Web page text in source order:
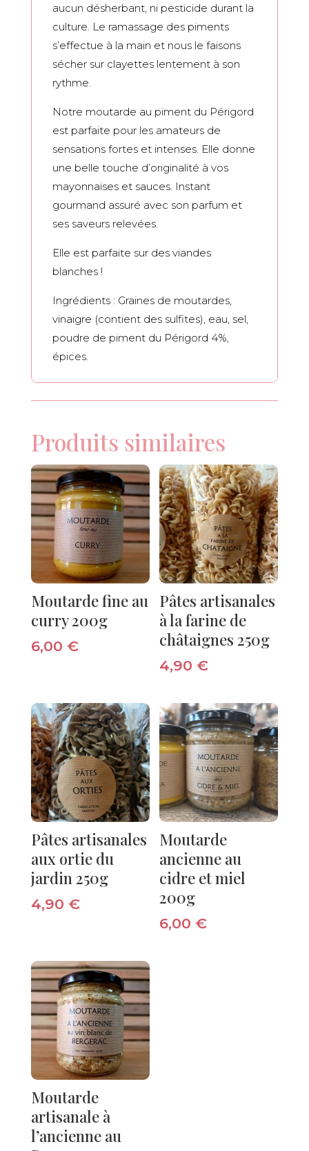
aucun désherbant, ni pesticide durant la
culture. Le ramassage des piments
s’effectue à la main et nous le faisons
sécher sur clayettes lentement à son
rythme.
Notre moutarde au piment du Périgord
est parfaite pour les amateurs de
sensations fortes et intenses. Elle donne
une belle touche d’originalité à vos
mayonnaises et sauces. Instant
gourmand assuré avec son parfum et
ses saveurs relevées.
Elle est parfaite sur des viandes
blanches !
Ingrédients : Graines de moutardes,
vinaigre (contient des sulfites), eau, sel,
poudre de piment du Périgord 4%,
épices.
Produits similaires
Moutarde fine au
curry 200g
6,00 €
Pâtes artisanales
à la farine de
châtaignes 250g
4,90 €
Pâtes artisanales
aux ortie du
jardin 250g
4,90 €
Moutarde
ancienne au
cidre et miel
200g
6,00 €
Moutarde
artisanale à
l’ancienne au